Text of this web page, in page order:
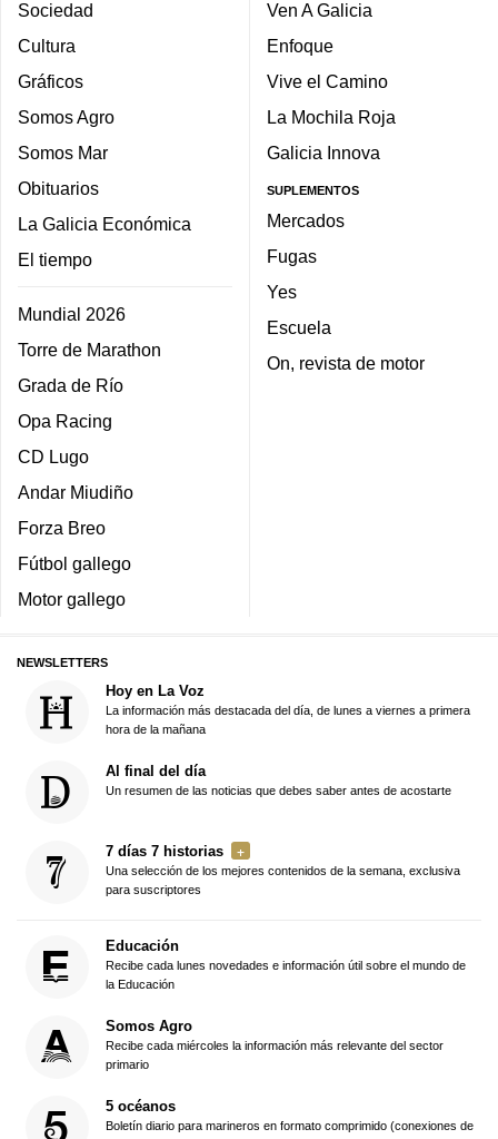
Sociedad
Cultura
Gráficos
Somos Agro
Somos Mar
Obituarios
La Galicia Económica
El tiempo
Mundial 2026
Torre de Marathon
Grada de Río
Opa Racing
CD Lugo
Andar Miudiño
Forza Breo
Fútbol gallego
Motor gallego
Ven A Galicia
Enfoque
Vive el Camino
La Mochila Roja
Galicia Innova
SUPLEMENTOS
Mercados
Fugas
Yes
Escuela
On, revista de motor
NEWSLETTERS
Hoy en La Voz
La información más destacada del día, de lunes a viernes a primera
hora de la mañana
Al final del día
Un resumen de las noticias que debes saber antes de acostarte
7 días 7 historias
Una selección de los mejores contenidos de la semana, exclusiva
para suscriptores
Educación
Recibe cada lunes novedades e información útil sobre el mundo de
la Educación
Somos Agro
Recibe cada miércoles la información más relevante del sector
primario
5 océanos
Boletín diario para marineros en formato comprimido (conexiones de